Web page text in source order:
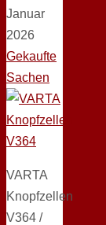
Januar
2026
Gekaufte
Sachen
VARTA
Knopfzellen
V364 /